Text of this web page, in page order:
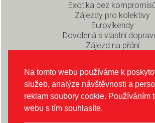
Na tomto webu používáme k
služeb, analýze návštěvnosti a
reklam soubory cookie. Používáním
webu s tím souhlasíte.
Exotika bez
Zájezdy pro kolektivy
Eurovíkendy
Dovolená s vlastní
Zájezd na přání
Rezervační systém pro
Soubory ke stažení
O CK INEX
Sledujte nás na Instagramu